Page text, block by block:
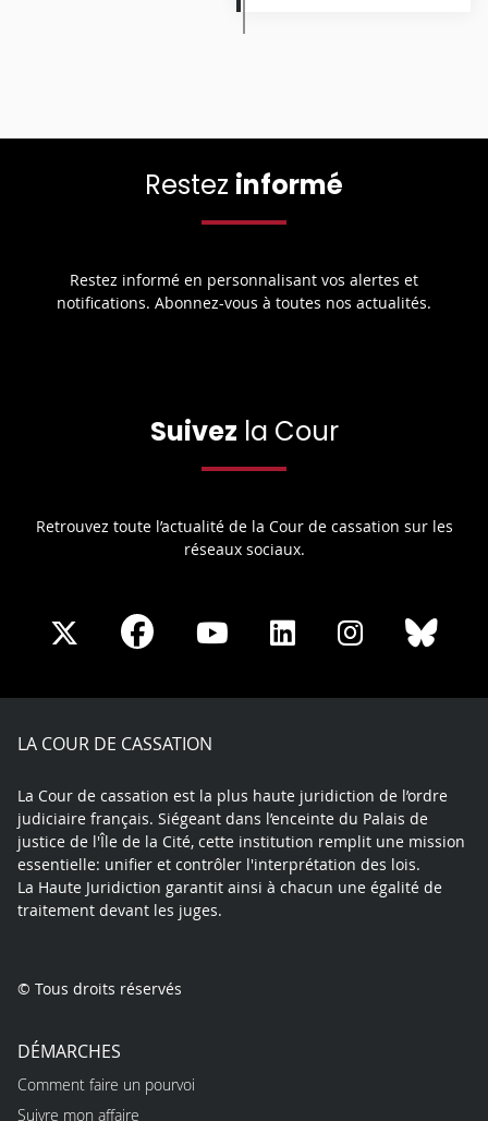
Restez informé
Restez informé en personnalisant vos alertes et
notifications. Abonnez-vous à toutes nos actualités.
Suivez la Cour
Retrouvez toute l’actualité de la Cour de cassation sur les
réseaux sociaux.
Share
X
Share
Facebook
Share
Youtube
Share
LinkedIn
Share
Instagram
LA COUR DE CASSATION
La Cour de cassation est la plus haute juridiction de l’ordre
judiciaire français. Siégeant dans l’enceinte du Palais de
justice de l'Île de la Cité, cette institution remplit une mission
essentielle: unifier et contrôler l'interprétation des lois.
La Haute Juridiction garantit ainsi à chacun une égalité de
traitement devant les juges.
© Tous droits réservés
DÉMARCHES
Comment faire un pourvoi
Suivre mon affaire